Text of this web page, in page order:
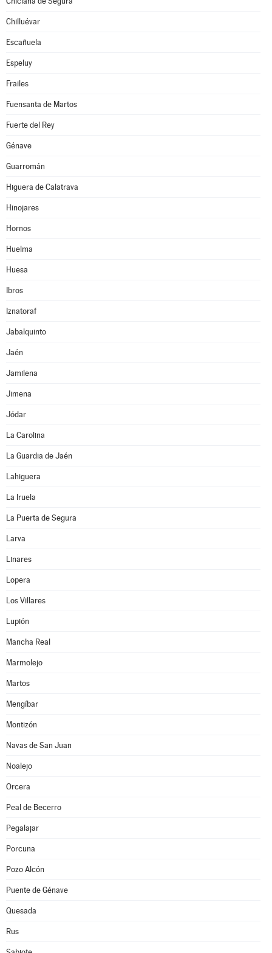
Chilluévar
Escañuela
Espeluy
Frailes
Fuensanta de Martos
Fuerte del Rey
Génave
Guarromán
Higuera de Calatrava
Hinojares
Hornos
Huelma
Huesa
Ibros
Iznatoraf
Jabalquinto
Jaén
Jamilena
Jimena
Jódar
La Carolina
La Guardia de Jaén
Lahiguera
La Iruela
La Puerta de Segura
Larva
Linares
Lopera
Los Villares
Lupión
Mancha Real
Marmolejo
Martos
Mengíbar
Montizón
Navas de San Juan
Noalejo
Orcera
Peal de Becerro
Pegalajar
Porcuna
Pozo Alcón
Puente de Génave
Quesada
Rus